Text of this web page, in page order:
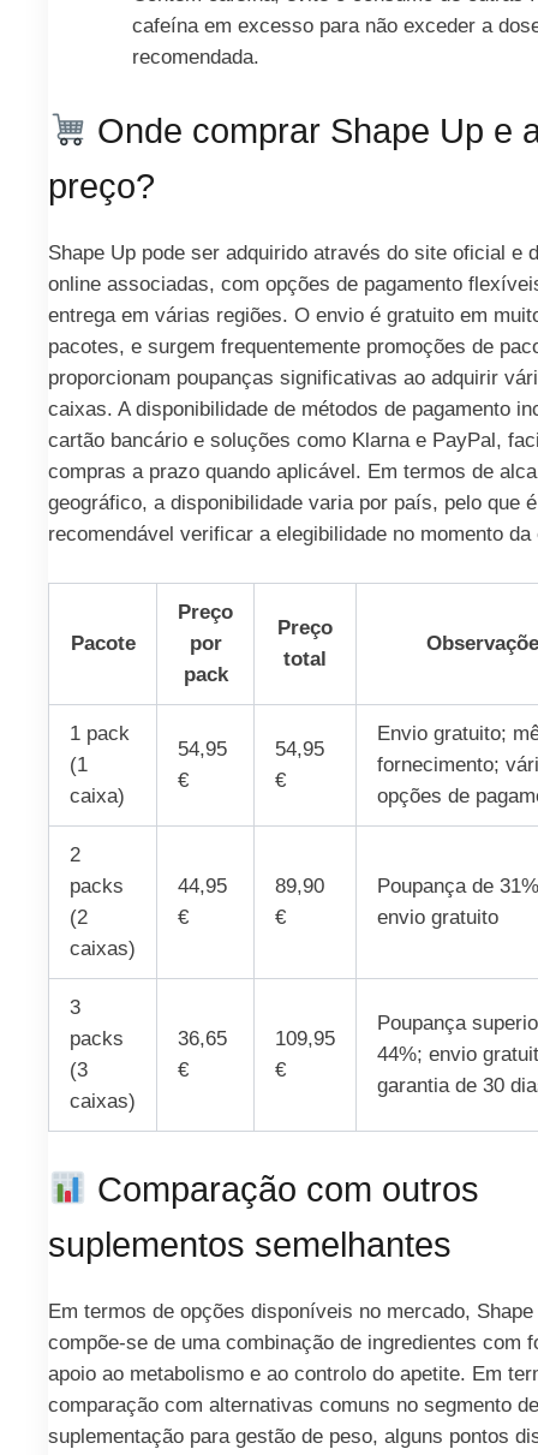
cafeína em excesso para não exceder a
recomendada.
Onde comprar Shape Up e
preço?
Shape Up pode ser adquirido através do site oficial e
online associadas, com opções de pagamento
entrega em várias regiões. O envio é gratuito em
pacotes, e surgem frequentemente promoções de
proporcionam poupanças significativas ao adquirir
caixas. A disponibilidade de métodos de pagamento
cartão bancário e soluções como Klarna e PayPal,
compras a prazo quando aplicável. Em termos de
geográfico, a disponibilidade varia por país, pelo que é
recomendável verificar a elegibilidade no momento da
Pacote
Preço
por
pack
Preço
total
1 pack
(1
caixa)
54,95
€
54,95
€
Envio gratuito;
fornecimento;
opções de
2
packs
(2
caixas)
44,95
€
89,90
€
Poupança de
envio gratuito
3
packs
(3
caixas)
36,65
€
109,95
€
Poupança
44%; envio
garantia de 30
Comparação com outros
suplementos semelhantes
Em termos de opções disponíveis no mercado, Shape
compõe-se de uma combinação de ingredientes com
apoio ao metabolismo e ao controlo do apetite. Em
comparação com alternativas comuns no segmento de
suplementação para gestão de peso, alguns pontos